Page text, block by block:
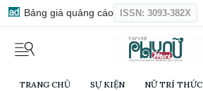
Bảng giá quảng cáo ISSN: 3093-382X
TRANG CHỦ SỰ KIỆN NỮ TRÍ THỨC